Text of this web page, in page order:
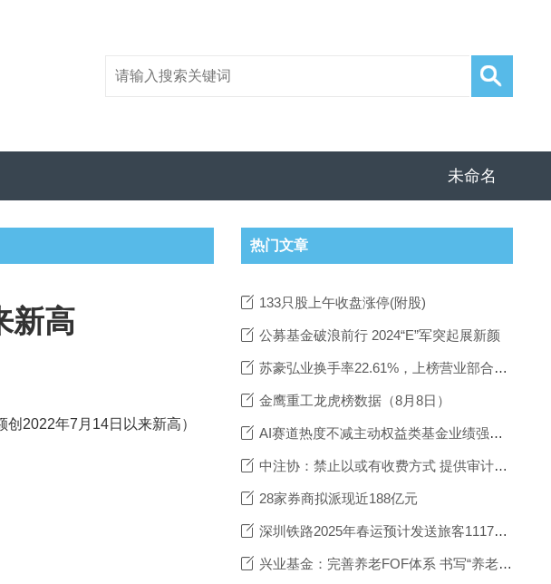
未命名
新高
创2022年7月14日以来新高）
热门文章
133只股上午收盘涨停(附股)
公募基金破浪前行 2024“E”军突起展新颜
苏豪弘业换手率22.61%，上榜营业部合计净卖出510.57万元
金鹰重工龙虎榜数据（8月8日）
AI赛道热度不减主动权益类基金业绩强势领跑
中注协：禁止以或有收费方式 提供审计服务
28家券商拟派现近188亿元
深圳铁路2025年春运预计发送旅客1117万人次
兴业基金：完善养老FOF体系 书写“养老金融”大文章